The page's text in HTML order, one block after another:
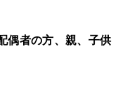
偶者の方、親、子供